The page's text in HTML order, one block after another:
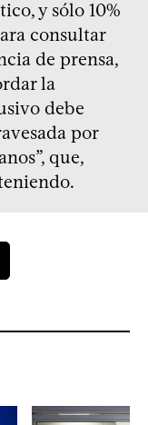
y sólo 10%
consultar
de prensa,
la
debe
por
que,